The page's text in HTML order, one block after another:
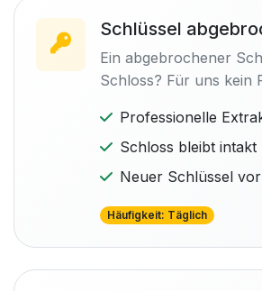
Schlüssel
Ein abgebrochener
Schloss? Für uns kein
Professionelle
Schloss bleibt intakt
Neuer Schlüssel
Häufigkeit: Täglich